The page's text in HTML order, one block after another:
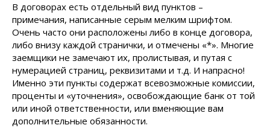
В договорах есть отдельный вид пунктов –
примечания, написанные серым мелким шрифтом.
Очень часто они расположены либо в конце договора,
либо внизу каждой странички, и отмечены «*». Многие
заемщики не замечают их, пролистывая, и путая с
нумерацией страниц, реквизитами и т.д. И напрасно!
Именно эти пункты содержат всевозможные комиссии,
проценты и «уточнения», освобождающие банк от той
или иной ответственности, или вменяющие вам
дополнительные обязанности.